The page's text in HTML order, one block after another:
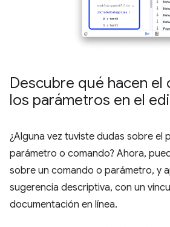
Descubre qué hacen el
los parámetros en el
¿Alguna vez tuviste dudas sobre el
parámetro o comando? Ahora,
sobre un comando o parámetro, y
sugerencia descriptiva, con un
documentación en línea.